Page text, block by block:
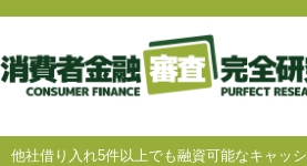
他社借り入れ5件以上でも融資可能なキャッ